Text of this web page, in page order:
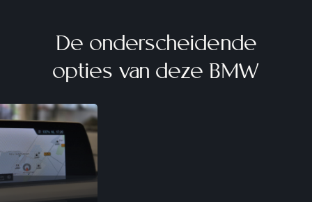
De onderscheidende
opties van deze BMW